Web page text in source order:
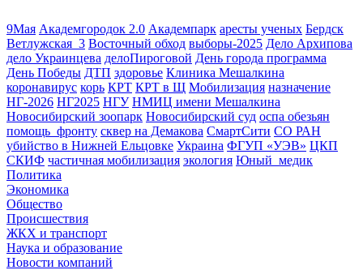
9Мая Академгородок 2.0 Академпарк аресты ученых Бердск
Ветлужская_3 Восточный обход выборы-2025 Дело Архипова
дело Украинцева делоПироговой День города программа
День Победы ДТП здоровье Клиника Мешалкина
коронавирус корь КРТ КРТ в Щ Мобилизация назначение
НГ-2026 НГ2025 НГУ НМИЦ имени Мешалкина
Новосибирский зоопарк Новосибирский суд оспа обезьян
помощь_фронту сквер на Демакова СмартСити СО РАН
убийство в Нижней Ельцовке Украина ФГУП «УЭВ» ЦКП
СКИФ частичная мобилизация экология Юный_медик
Политика
Экономика
Общество
Происшествия
ЖКХ и транспорт
Наука и образование
Новости компаний